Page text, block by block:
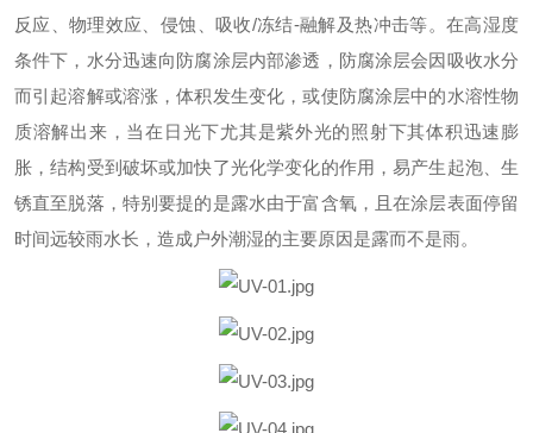
反应、物理效应、侵蚀、吸收/冻结-融解及热冲击等。在高湿度
条件下，水分迅速向防腐涂层内部渗透，防腐涂层会因吸收水分
而引起溶解或溶涨，体积发生变化，或使防腐涂层中的水溶性物
质溶解出来，当在日光下尤其是紫外光的照射下其体积迅速膨
胀，结构受到破坏或加快了光化学变化的作用，易产生起泡、生
锈直至脱落，特别要提的是露水由于富含氧，且在涂层表面停留
时间远较雨水长，造成户外潮湿的主要原因是露而不是雨。